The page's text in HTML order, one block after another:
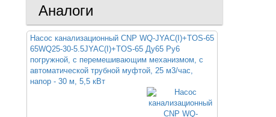
Аналоги
Насос канализационный CNP WQ-JYAC(I)+TOS-65
65WQ25-30-5.5JYAC(I)+TOS-65 Ду65 Ру6
погружной, с перемешивающим механизмом, с
автоматической трубной муфтой, 25 м3/час,
напор - 30 м, 5,5 кВт